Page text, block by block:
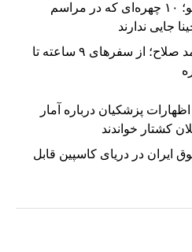
لیست ممنوعه کریستیانو؛ ۱۰ چهره‌ای که در مراسم
جایی ندارند
روایت فداکاری‌های محمد صلاح؛ از سفرهای ۹ ساعته تا
پزشکیان درباره آمار
کشتار خواندند
ایران در دریای کاسپین قابل